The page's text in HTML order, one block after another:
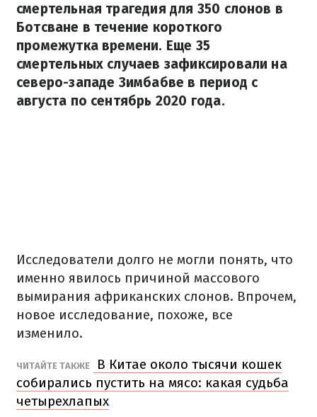
смертельная трагедия для 350 слонов в
Ботсване в течение короткого
промежутка времени. Еще 35
смертельных случаев зафиксировали на
северо-западе Зимбабве в период с
августа по сентябрь 2020 года.
Исследователи долго не могли понять, что
именно явилось причиной массового
вымирания африканских слонов. Впрочем,
новое исследование, похоже, все
изменило.
ЧИТАЙТЕ ТАКЖЕ
В Китае около тысячи кошек
собирались пустить на мясо: какая судьба
четырехлапых